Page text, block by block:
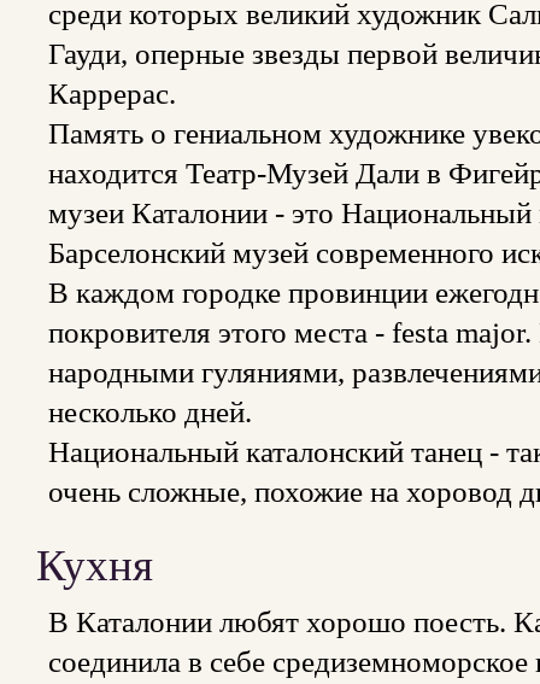
среди которых великий художник
Гауди, оперные звезды первой
Каррерас.
Память о гениальном художнике
находится Театр-Музей Дали в
музеи Каталонии - это Национальный
Барселонский музей современного
В каждом городке провинции
покровителя этого места - festa
народными гуляниями,
несколько дней.
Национальный каталонский танец -
очень сложные, похожие на хоровод
Кухня
В Каталонии любят хорошо поесть.
соединила в себе